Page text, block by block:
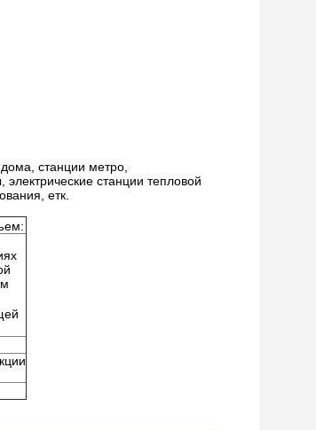
станции метро,
станции тепловой
етк.